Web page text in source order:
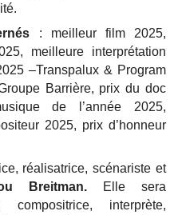
: meilleur film 2025,
meilleure interprétation
–Transpalux & Program
Barrière, prix du doc
de l’année 2025,
2025, prix d’honneur
réalisatrice, scénariste et
Breitman.Elle sera
compositrice, interprète,